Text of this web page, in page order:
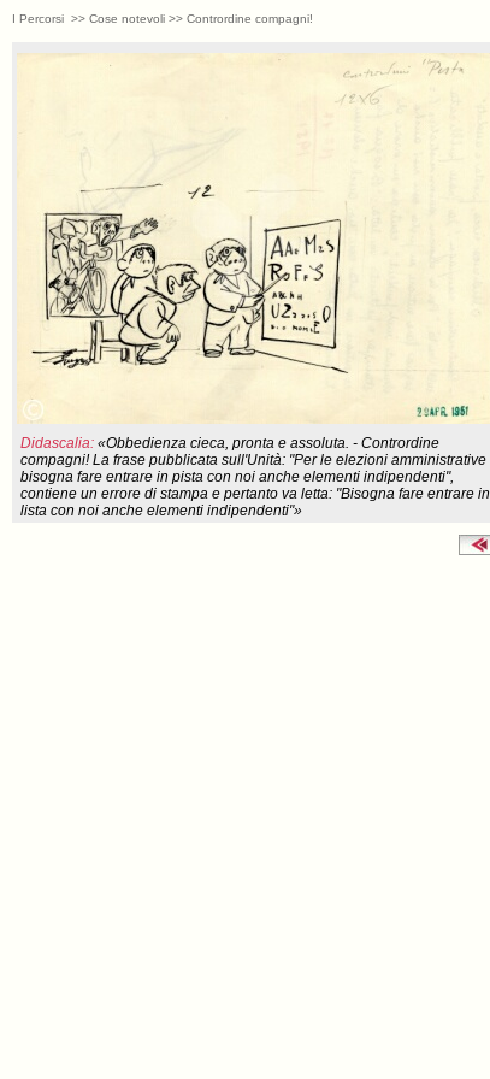
I Percorsi >> Cose notevoli >> Contrordine compagni!
Didascalia: «Obbedienza cieca, pronta e assoluta. - Contrordine
compagni! La frase pubblicata sull'Unità: "Per le elezioni amministrative
bisogna fare entrare in pista con noi anche elementi indipendenti",
contiene un errore di stampa e pertanto va letta: "Bisogna fare entrare in
lista con noi anche elementi indipendenti"»